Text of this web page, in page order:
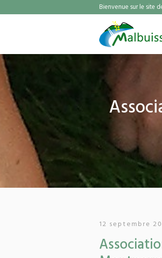
Bienvenue sur le site
12 septembre